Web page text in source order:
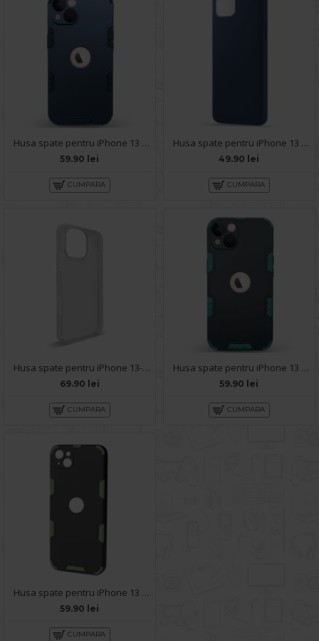
Husa spate pentru iPhone 13 - Mantis Case Navy / Negru
59.90 lei
CUMPARA
Husa spate pentru iPhone 13 - Silicon Line Navy
49.90 lei
CUMPARA
Husa spate pentru iPhone 13- 360 case
69.90 lei
CUMPARA
Husa spate pentru iPhone 13 - Mantis Case Negru / Vernil
59.90 lei
CUMPARA
Husa spate pentru iPhone 13 - Mantis Case Negru / Verde
59.90 lei
CUMPARA